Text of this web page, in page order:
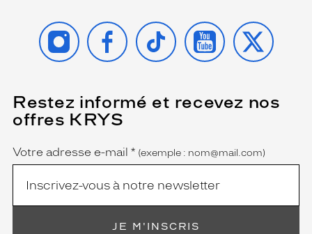
INSTAGRAMFACEBOOK
TIKTOK YOUTUBE
X
Restez informé et recevez nos
offres KRYS
Name
Votre adresse e-mail *
(Ce
champ
est
obligatoire)
(exemple : nom@mail.com)
JE M'INSCRIS